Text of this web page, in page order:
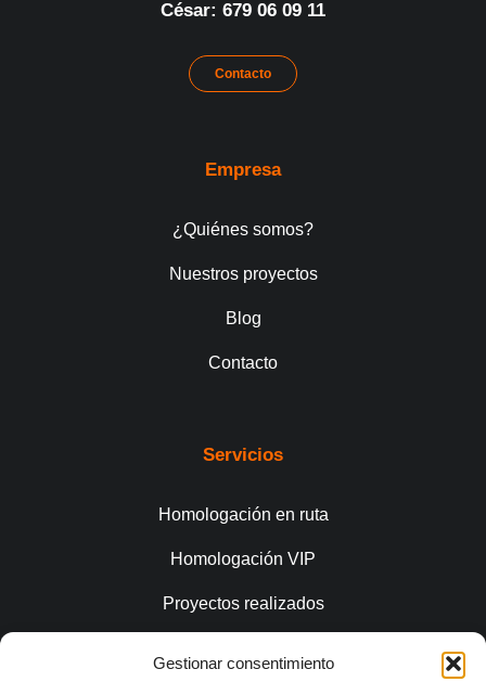
Gestionar consentimiento
César: 679 06 09 11
Contacto
Empresa
¿Quiénes somos?
Nuestros proyectos
Blog
Contacto
Servicios
Homologación en ruta
Homologación VIP
Proyectos realizados